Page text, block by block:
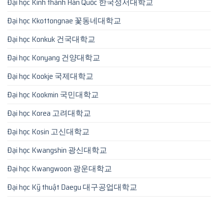
Đại học Kkottongnae 꽃동네대학교
Đại học Konkuk 건국대학교
Đại học Konyang 건양대학교
Đại học Kookje 국제대학교
Đại học Kookmin 국민대학교
Đại học Korea 고려대학교
Đại học Kosin 고신대학교
Đại học Kwangshin 광신대학교
Đại học Kwangwoon 광운대학교
Đại học Kỹ thuật Daegu 대구공업대학교